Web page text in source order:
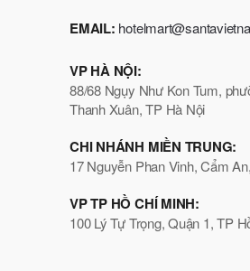
EMAIL:
VP HÀ NỘI:
88/68 Ngụy Như Kon Tum,
Thanh Xuân, TP Hà Nội
CHI NHÁNH MIỀN TRUNG:
17 Nguyễn Phan Vinh, Cẩm
VP TP HỒ CHÍ MINH:
100 Lý Tự Trọng, Quận 1, TP